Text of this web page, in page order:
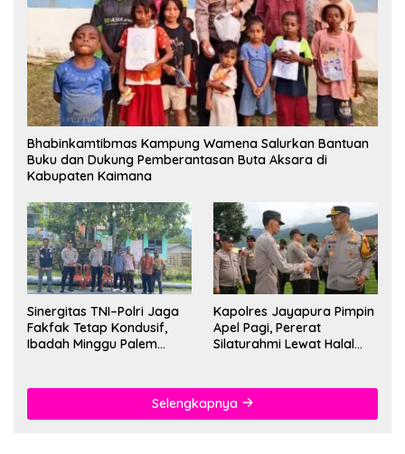
Bhabinkamtibmas Kampung Wamena Salurkan Bantuan
Buku dan Dukung Pemberantasan Buta Aksara di
Kabupaten Kaimana
Sinergitas TNI–Polri Jaga
Fakfak Tetap Kondusif,
Ibadah Minggu Palem
Kapolres Jayapura Pimpin
Apel Pagi, Pererat
Silaturahmi Lewat Halal
Selengkapnya